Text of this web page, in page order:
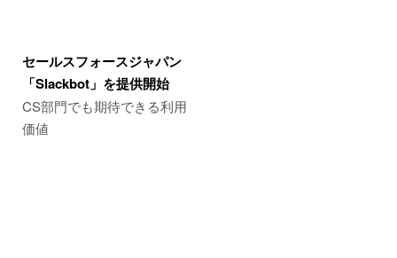
セールスフォースジャパン
「Slackbot」を提供開始
CS部門でも期待できる利用
価値